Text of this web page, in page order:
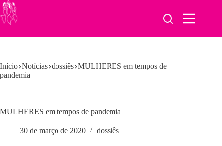
Pular
para
o
Início Notícias dossiês MULHERES em tempos de
pandemia
MULHERES em tempos de pandemia
30 de março de 2020 dossiês